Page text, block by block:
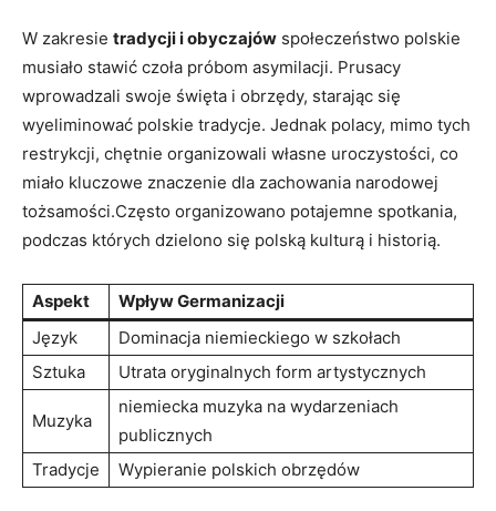
W zakresie tradycji i obyczajów społeczeństwo polskie
musiało stawić czoła ‍próbom asymilacji. Prusacy
wprowadzali swoje święta i obrzędy,⁢ starając się
wyeliminować polskie tradycje. Jednak polacy, mimo tych
restrykcji, chętnie organizowali własne uroczystości, co
miało kluczowe znaczenie ​dla zachowania narodowej
tożsamości.Często organizowano potajemne spotkania,
podczas których dzielono się polską kulturą i historią.
Aspekt
Wpływ⁣ Germanizacji
Język
Dominacja niemieckiego w szkołach
Sztuka
Utrata oryginalnych form artystycznych
Muzyka
niemiecka muzyka na wydarzeniach
publicznych
Tradycje
Wypieranie polskich obrzędów